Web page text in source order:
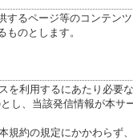
するページ等のコンテン
ものとします。
を利用するにあたり必
し、当該発信情報が本サ
規約の規定にかかわら